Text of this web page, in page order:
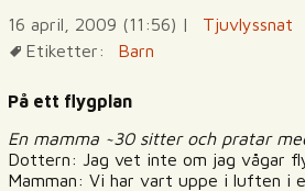
16 april, 2009 (11:56) | Tjuvlyssnat
Etiketter:
Barn
På ett flygplan
En mamma ~30 sitter och pratar
Dottern: Jag vet inte om jag vågar
Mamman: Vi har vart uppe i luften i